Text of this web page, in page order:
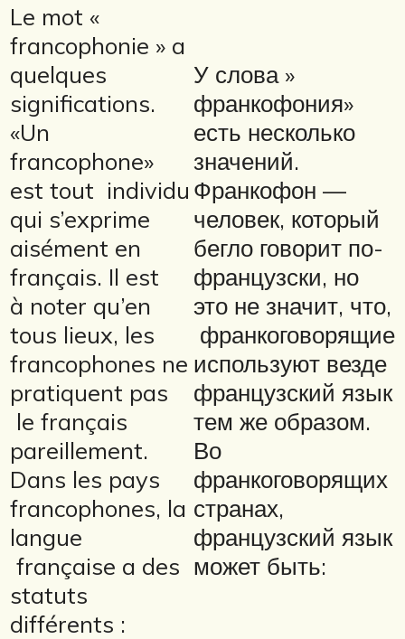
Le mot «
francophonie » a
quelques
significations.
«Un
francophone»
est tout individu
qui s’exprime
aisément en
français. Il est
à noter qu’en
tous lieux, les
francophones ne
pratiquent pas
le français
pareillement.
Dans les pays
francophones, la
langue
française a des
statuts
différents :
У слова »
франкофония»
есть несколько
значений.
Франкофон —
человек, который
бегло говорит по-
французски, но
это не значит, что,
франкоговорящие
используют везде
французский язык
тем же образом.
Во
франкоговорящих
странах,
французский язык
может быть: